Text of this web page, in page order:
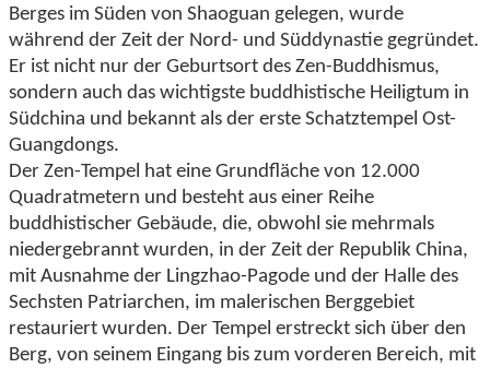
Berges im Süden von Shaoguan gelegen, wurde
während der Zeit der Nord- und Süddynastie gegründet.
Er ist nicht nur der Geburtsort des Zen-Buddhismus,
sondern auch das wichtigste buddhistische Heiligtum in
Südchina und bekannt als der erste Schatztempel Ost-
Guangdongs.
Der Zen-Tempel hat eine Grundfläche von 12.000
Quadratmetern und besteht aus einer Reihe
buddhistischer Gebäude, die, obwohl sie mehrmals
niedergebrannt wurden, in der Zeit der Republik China,
mit Ausnahme der Lingzhao-Pagode und der Halle des
Sechsten Patriarchen, im malerischen Berggebiet
restauriert wurden. Der Tempel erstreckt sich über den
Berg, von seinem Eingang bis zum vorderen Bereich, mit